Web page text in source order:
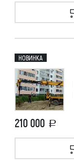
НОВИНКА
210 000